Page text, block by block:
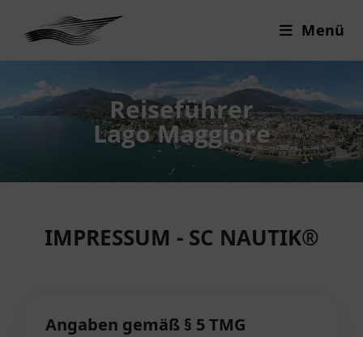
Menü
Reiseführer
Lago Maggiore
IMPRESSUM - SC NAUTIK®
Angaben gemäß § 5 TMG